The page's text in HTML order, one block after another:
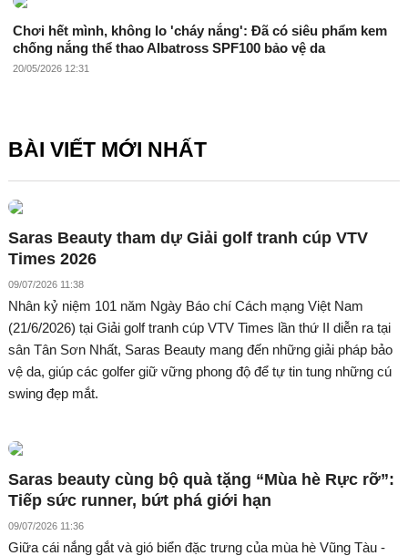
Chơi hết mình, không lo 'cháy nắng': Đã có siêu phẩm kem
chống nắng thể thao Albatross SPF100 bảo vệ da
20/05/2026 12:31
BÀI VIẾT MỚI NHẤT
Saras Beauty tham dự Giải golf tranh cúp VTV
Times 2026
09/07/2026 11:38
Nhân kỷ niệm 101 năm Ngày Báo chí Cách mạng Việt Nam
(21/6/2026) tại Giải golf tranh cúp VTV Times lần thứ II diễn ra tại
sân Tân Sơn Nhất, Saras Beauty mang đến những giải pháp bảo
vệ da, giúp các golfer giữ vững phong độ để tự tin tung những cú
swing đẹp mắt.
Saras beauty cùng bộ quà tặng “Mùa hè Rực rỡ”:
Tiếp sức runner, bứt phá giới hạn
09/07/2026 11:36
Giữa cái nắng gắt và gió biển đặc trưng của mùa hè Vũng Tàu -